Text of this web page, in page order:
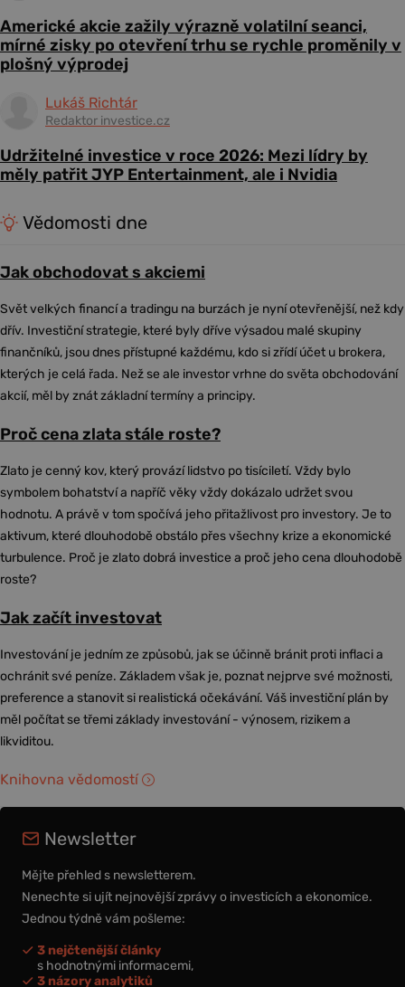
Americké akcie zažily výrazně volatilní seanci,
mírné zisky po otevření trhu se rychle proměnily v
plošný výprodej
Lukáš Richtár
Redaktor investice.cz
Udržitelné investice v roce 2026: Mezi lídry by
měly patřit JYP Entertainment, ale i Nvidia
Vědomosti dne
Jak obchodovat s akciemi
Svět velkých financí a tradingu na burzách je nyní otevřenější, než kdy
dřív. Investiční strategie, které byly dříve výsadou malé skupiny
finančníků, jsou dnes přístupné každému, kdo si zřídí účet u brokera,
kterých je celá řada. Než se ale investor vrhne do světa obchodování
akcií, měl by znát základní termíny a principy.
Proč cena zlata stále roste?
Zlato je cenný kov, který provází lidstvo po tisíciletí. Vždy bylo
symbolem bohatství a napříč věky vždy dokázalo udržet svou
hodnotu. A právě v tom spočívá jeho přitažlivost pro investory. Je to
aktivum, které dlouhodobě obstálo přes všechny krize a ekonomické
turbulence. Proč je zlato dobrá investice a proč jeho cena dlouhodobě
roste?
Jak začít investovat
Investování je jedním ze způsobů, jak se účinně bránit proti inflaci a
ochránit své peníze. Základem však je, poznat nejprve své možnosti,
preference a stanovit si realistická očekávání. Váš investiční plán by
měl počítat se třemi základy investování - výnosem, rizikem a
likviditou.
Knihovna vědomostí
Newsletter
Mějte přehled s newsletterem.
Nenechte si ujít nejnovější zprávy o investicích a ekonomice.
Jednou týdně vám pošleme:
3 nejčtenější články
s hodnotnými informacemi,
3 názory analytiků